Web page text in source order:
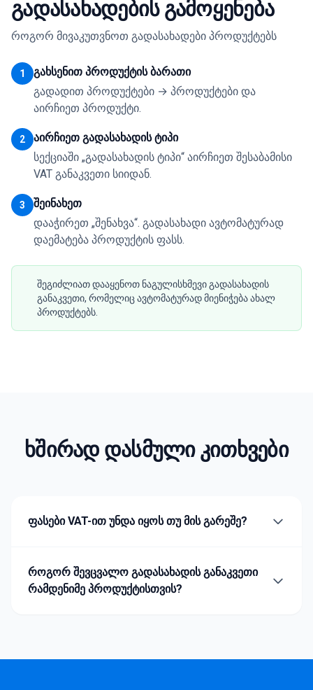
გადასახადების გამოყენება
როგორ მივაკუთვნოთ გადასახადები პროდუქტებს
1
გახსენით პროდუქტის ბარათი
გადადით პროდუქტები → პროდუქტები და
აირჩიეთ პროდუქტი.
2
აირჩიეთ გადასახადის ტიპი
სექციაში „გადასახადის ტიპი“ აირჩიეთ შესაბამისი
VAT განაკვეთი სიიდან.
3
შეინახეთ
დააჭირეთ „შენახვა“. გადასახადი ავტომატურად
დაემატება პროდუქტის ფასს.
შეგიძლიათ დააყენოთ ნაგულისხმევი გადასახადის
განაკვეთი, რომელიც ავტომატურად მიენიჭება ახალ
პროდუქტებს.
ხშირად დასმული კითხვები
ფასები VAT-ით უნდა იყოს თუ მის გარეშე?
როგორ შევცვალო გადასახადის განაკვეთი
რამდენიმე პროდუქტისთვის?